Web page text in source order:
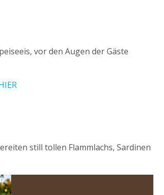
vor den Augen der Gäste
still tollen Flammlachs, Sardinen